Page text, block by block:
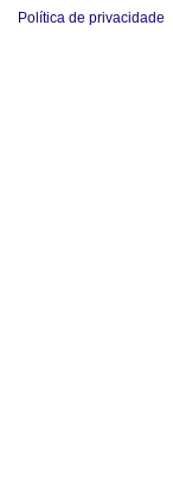
Política de privacidade